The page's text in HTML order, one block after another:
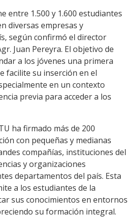
entre 1.500 y 1.600 estudiantes
diversas empresas y
según confirmó el director
Juan Pereyra. El objetivo de
a los jóvenes una primera
facilite su inserción en el
en un contexto
previa para acceder a los
ha firmado más de 200
con pequeñas y medianas
compañías, instituciones del
y organizaciones
departamentos del país. Esta
a los estudiantes de la
sus conocimientos en entornos
su formación integral.